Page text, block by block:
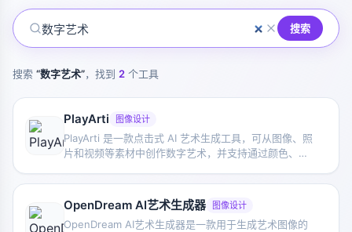
搜索
搜索 “数字艺术”，找到 2 个工具
PlayArti 图像设计
PlayArti 是一款点击式 AI 艺术生成工具，可从图像、照
片和视频等素材中创作数字艺术，并支持通过颜色、形
OpenDream AI艺术生成器 图像设计
OpenDream AI艺术生成器是一款用于生成艺术图像的